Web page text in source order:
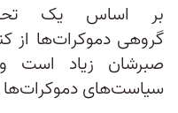
بر اساس یک
گروهی دموکرات‌ها از
صبرشان زیاد است
سیاست‌های دموکرات‌ها